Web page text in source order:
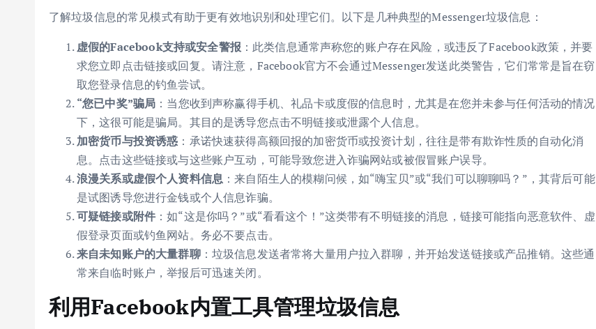
了解垃圾信息的常见模式有助于更有效地识别和处理它们。以下是几种典型的Messenger垃圾信息：
虚假的Facebook支持或安全警报 ：此类信息通常声称您的账户存在风险，或违反了Facebook政策，并要
求您立即点击链接或回复。请注意，Facebook官方不会通过Messenger发送此类警告，它们常常是旨在窃
取您登录信息的钓鱼尝试。
“您已中奖”骗局 ：当您收到声称赢得手机、礼品卡或度假的信息时，尤其是在您并未参与任何活动的情况
下，这很可能是骗局。其目的是诱导您点击不明链接或泄露个人信息。
加密货币与投资诱惑 ：承诺快速获得高额回报的加密货币或投资计划，往往是带有欺诈性质的自动化消
息。点击这些链接或与这些账户互动，可能导致您进入诈骗网站或被假冒账户误导。
浪漫关系或虚假个人资料信息 ：来自陌生人的模糊问候，如“嗨宝贝”或“我们可以聊聊吗？”，其背后可能
是试图诱导您进行金钱或个人信息诈骗。
可疑链接或附件 ：如“这是你吗？”或“看看这个！”这类带有不明链接的消息，链接可能指向恶意软件、虚
假登录页面或钓鱼网站。务必不要点击。
来自未知账户的大量群聊：垃圾信息发送者常将大量用户拉入群聊，并开始发送链接或产品推销。这些通
常来自临时账户，举报后可迅速关闭。
利用Facebook内置工具管理垃圾信息